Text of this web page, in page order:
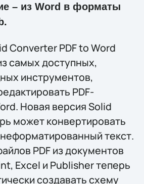
– из Word в форматы
Converter PDF to Word
самых доступных,
инструментов,
PDF-
Новая версия Solid
может конвертировать
текст.
PDF из документов
Excel и Publisher теперь
создавать схему